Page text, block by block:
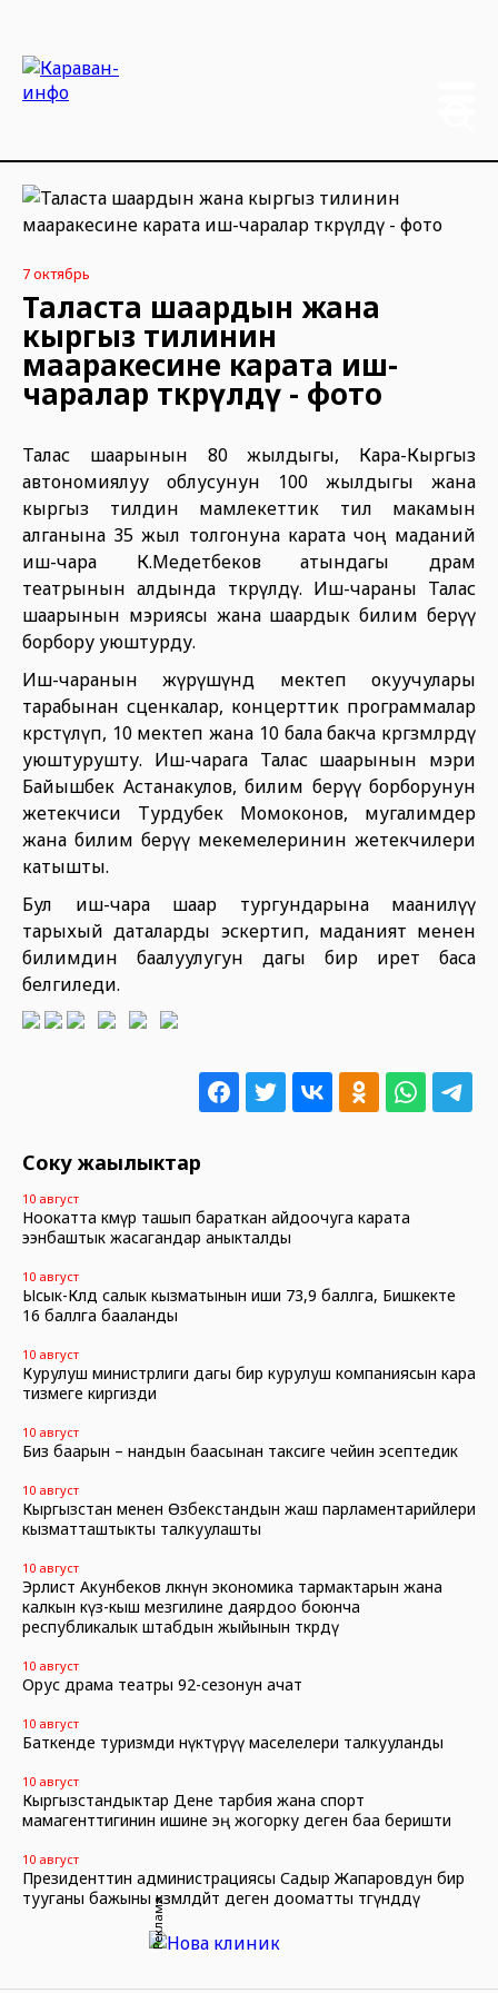
7 октябрь
Таласта шаардын жана
кыргыз тилинин
мааракесине карата иш-
чаралар өткөрүлдү - фото
Талас шаарынын 80 жылдыгы, Кара-Кыргыз
автономиялуу облусунун 100 жылдыгы жана
кыргыз тилдин мамлекеттик тил макамын
алганына 35 жыл толгонуна карата чоң маданий
иш-чара К.Медетбеков атындагы драм
театрынын алдында өткөрүлдү. Иш-чараны Талас
шаарынын мэриясы жана шаардык билим берүү
борбору уюштурду.
Иш-чаранын жүрүшүндө мектеп окуучулары
тарабынан сценкалар, концерттик программалар
көрсөтүлүп, 10 мектеп жана 10 бала бакча көргөзмөлөрдү
уюштурушту. Иш-чарага Талас шаарынын мэри
Байышбек Астанакулов, билим берүү борборунун
жетекчиси Турдубек Момоконов, мугалимдер
жана билим берүү мекемелеринин жетекчилери
катышты.
Бул иш-чара шаар тургундарына маанилүү
тарыхый даталарды эскертип, маданият менен
билимдин баалуулугун дагы бир ирет баса
белгиледи.
Соңку жаңылыктар
10 август
Ноокатта көмүр ташып бараткан айдоочуга карата
ээнбаштык жасагандар аныкталды
10 август
Ысык-Көлдө салык кызматынын иши 73,9 баллга, Бишкекте
16 баллга бааланды
10 август
Курулуш министрлиги дагы бир курулуш компаниясын кара
тизмеге киргизди
10 август
​​​​​​​Биз баарын – нандын баасынан таксиге чейин эсептедик
10 август
Кыргызстан менен Өзбекстандын жаш парламентарийлери
кызматташтыкты талкуулашты
10 август
Эрлист Акунбеков өлкөнүн экономика тармактарын жана
калкын күз-кыш мезгилине даярдоо боюнча
республикалык штабдын жыйынын өткөрдү
10 август
Орус драма театры 92-сезонун ачат
10 август
Баткенде туризмди өнүктүрүү маселелери талкууланды
10 август
Кыргызстандыктар Дене тарбия жана спорт
мамагенттигинин ишине эң жогорку деген баа беришти
10 август
Президенттин администрациясы Садыр Жапаровдун бир
тууганы бажыны көзөмөлдөйт деген дооматты төгүндөдү
Реклама